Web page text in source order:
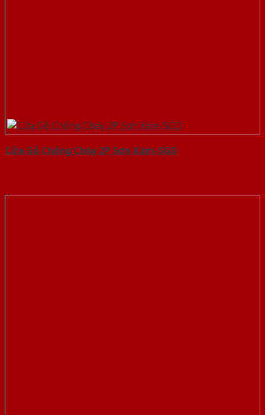
Cửa Gỗ Chống Cháy 2P Sơn Xám-SGD